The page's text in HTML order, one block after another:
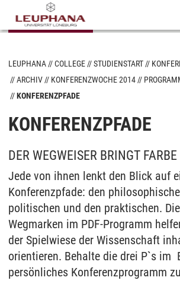
LEUPHANA COLLEGE STUDIENSTART
ARCHIV
KONFERENZWOCHE 2014
KONFERENZPFADE
KONFERENZPFADE
DER WEGWEISER BRINGT
Jede von ihnen lenkt den Blick auf
Konferenzpfade: den
politischen und den praktischen.
Wegmarken im PDF-Programm
der Spielwiese der Wissenschaft
orientieren. Behalte die drei P`s im
persönliches Konferenzprogramm